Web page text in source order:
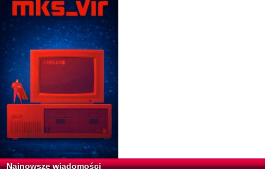
Najnowsze wiadomości